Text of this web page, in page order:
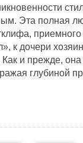
Эта полная
к дочери
и прежде, она
глубиной